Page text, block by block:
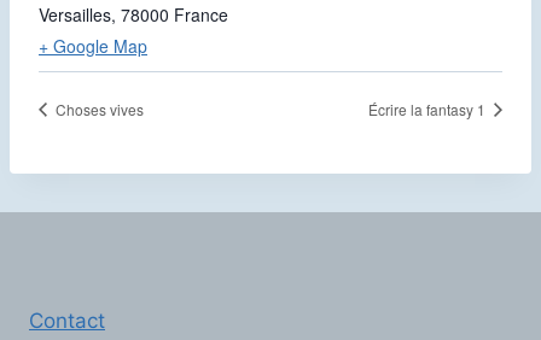
Versailles, 78000 France
+ Google Map
Choses vives Écrire la fantasy 1
Contact